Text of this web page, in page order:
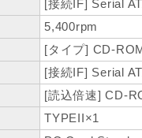
[接続IF] Serial
5,400rpm
[タイプ] CD-
[接続IF] Serial
[読込倍速] CD-
TYPEII×1